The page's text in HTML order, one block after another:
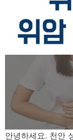
안녕하세요. 천안